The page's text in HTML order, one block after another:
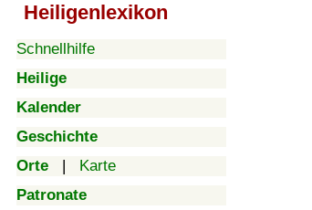
Heiligenlexikon
Schnellhilfe
Heilige
Kalender
Geschichte
Orte | Karte
Patronate